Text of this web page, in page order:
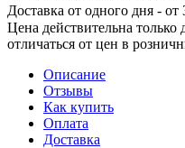
Доставка от одного дня - от
Цена действительна
отличаться от цен в
Описание
Отзывы
Как купить
Оплата
Доставка